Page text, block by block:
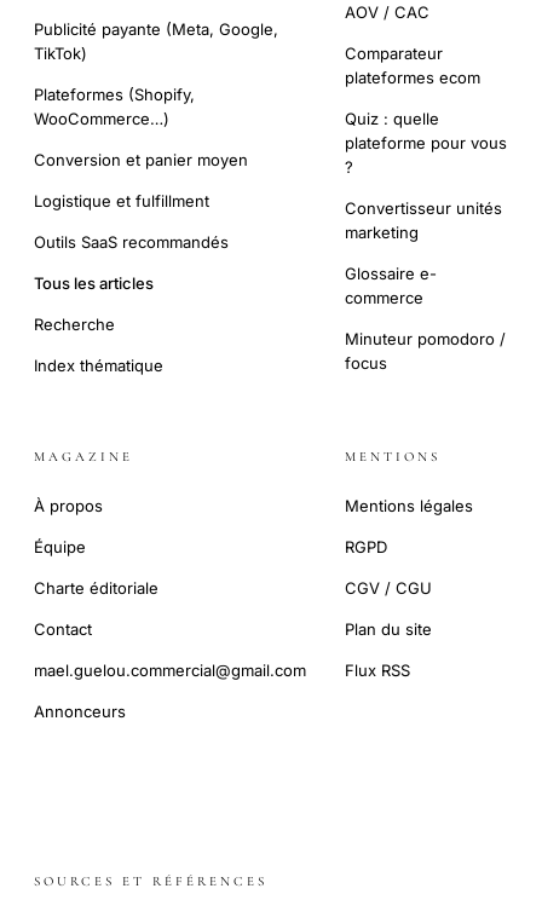
Publicité payante (Meta, Google,
TikTok)
Plateformes (Shopify,
WooCommerce…)
Conversion et panier moyen
Logistique et fulfillment
Outils SaaS recommandés
Tous les articles
Recherche
Index thématique
AOV / CAC
Comparateur
plateformes ecom
Quiz : quelle
plateforme pour vous
?
Convertisseur unités
marketing
Glossaire e-
commerce
Minuteur pomodoro /
focus
MAGAZINE
À propos
Équipe
Charte éditoriale
Contact
mael.guelou.commercial@gmail.com
Annonceurs
MENTIONS
Mentions légales
RGPD
CGV / CGU
Plan du site
Flux RSS
SOURCES ET RÉFÉRENCES